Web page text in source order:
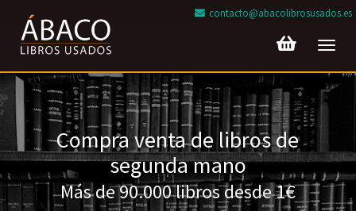
contacto@abacolibrosusados.es
Compra venta de libros de
segunda mano
Más de 90.000 libros desde 1€